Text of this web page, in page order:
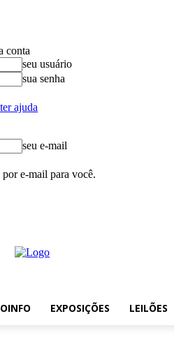
conta
seu usuário
sua senha
ajuda
seu e-mail
e-mail para você.
EXPOSIÇÕES LEILÕES